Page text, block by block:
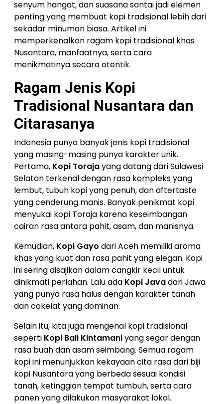
senyum hangat, dan suasana santai jadi elemen
penting yang membuat kopi tradisional lebih dari
sekadar minuman biasa. Artikel ini
memperkenalkan ragam kopi tradisional khas
Nusantara, manfaatnya, serta cara
menikmatinya secara otentik.
Ragam Jenis Kopi
Tradisional Nusantara dan
Citarasanya
Indonesia punya banyak jenis kopi tradisional
yang masing-masing punya karakter unik.
Pertama, Kopi Torajayang datang dari Sulawesi
Selatan terkenal dengan rasa kompleks yang
lembut, tubuh kopi yang penuh, dan aftertaste
yang cenderung manis. Banyak penikmat kopi
menyukai kopi Toraja karena keseimbangan
cairan rasa antara pahit, asam, dan manisnya.
Kemudian, Kopi Gayo dari Aceh memiliki aroma
khas yang kuat dan rasa pahit yang elegan. Kopi
ini sering disajikan dalam cangkir kecil untuk
dinikmati perlahan. Lalu ada Kopi Javadari Jawa
yang punya rasa halus dengan karakter tanah
dan cokelat yang dominan.
Selain itu, kita juga mengenal kopi tradisional
seperti Kopi Bali Kintamaniyang segar dengan
rasa buah dan asam seimbang. Semua ragam
kopi ini menunjukkan kekayaan cita rasa dari biji
kopi Nusantara yang berbeda sesuai kondisi
tanah, ketinggian tempat tumbuh, serta cara
panen yang dilakukan masyarakat lokal.